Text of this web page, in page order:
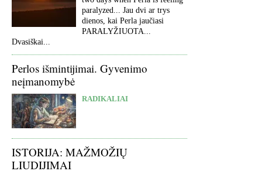
paralyzed... Jau dvi ar trys
dienos, kai Perla jaučiasi
PARALYŽIUOTA...
Dvasiškai...
Perlos išmintijimai. Gyvenimo
neįmanomybė
RADIKALIAI
ISTORIJA: MAŽMOŽIŲ
LIUDIJIMAI